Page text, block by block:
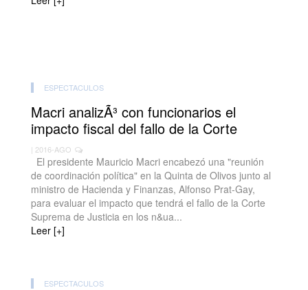
ESPECTACULOS
Macri analizÃ³ con funcionarios el
impacto fiscal del fallo de la Corte
| 2016-AGO
El presidente Mauricio Macri encabezó una "reunión
de coordinación política" en la Quinta de Olivos junto al
ministro de Hacienda y Finanzas, Alfonso Prat-Gay,
para evaluar el impacto que tendrá el fallo de la Corte
Suprema de Justicia en los n&ua...
Leer [+]
ESPECTACULOS